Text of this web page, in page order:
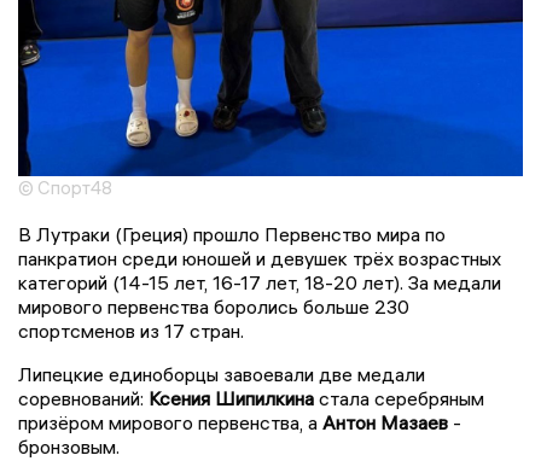
© Спорт48
В Лутраки (Греция) прошло Первенство мира по
панкратион среди юношей и девушек трёх возрастных
категорий (14-15 лет, 16-17 лет, 18-20 лет). За медали
мирового первенства боролись больше 230
спортсменов из 17 стран.
Липецкие единоборцы завоевали две медали
соревнований: Ксения Шипилкина стала серебряным
призёром мирового первенства, а Антон Мазаев -
бронзовым.